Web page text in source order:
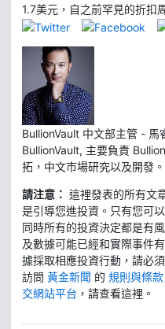
1.7美元，自之前罕見的折扣
BullionVault 中文部主管 -
BullionVault, 主要負責
拓，中文市場研究以及開發。
請注意： 這裡發表的所有文
是引導您進投資。只有您可
同時所有的投資決定都是有
及數據可能已經和實際事件
據採取相應投資行動，請必
訪問 黃金新聞 的 規則與條款
交網站平台 ，請查看這裡。